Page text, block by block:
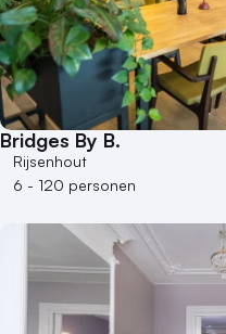
Bridges By B.
Rijsenhout
6 - 120 personen